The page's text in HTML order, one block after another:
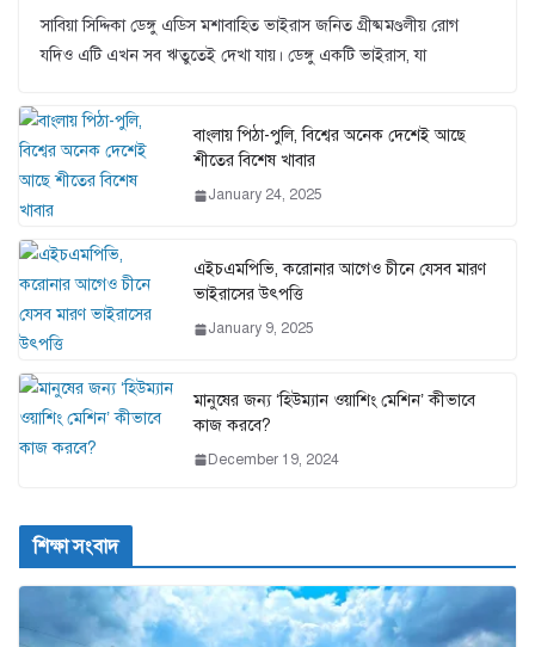
সাবিয়া সিদ্দিকা ডেঙ্গু এডিস মশাবাহিত ভাইরাস জনিত গ্রীষ্মমণ্ডলীয় রোগ
যদিও এটি এখন সব ঋতুতেই দেখা যায়। ডেঙ্গু একটি ভাইরাস, যা
বাংলায় পিঠা-পুলি, বিশ্বের অনেক দেশেই আছে
শীতের বিশেষ খাবার
January 24, 2025
এইচএমপিভি, করোনার আগেও চীনে যেসব মারণ
ভাইরাসের উৎপত্তি
January 9, 2025
মানুষের জন্য ‘হিউম্যান ওয়াশিং মেশিন’ কীভাবে
কাজ করবে?
December 19, 2024
শিক্ষা সংবাদ